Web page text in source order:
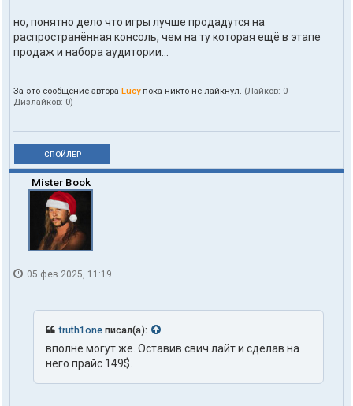
но, понятно дело что игры лучше продадутся на
распространённая консоль, чем на ту которая ещё в этапе
продаж и набора аудитории...
За это сообщение автора Lucyпока никто не лайкнул. (Лайков: 0 ·
Дизлайков: 0)
СПОЙЛЕР
Mister Book
05 фев 2025, 11:19
truth1one писал(а):
вполне могут же. Оставив свич лайт и сделав на
него прайс 149$.